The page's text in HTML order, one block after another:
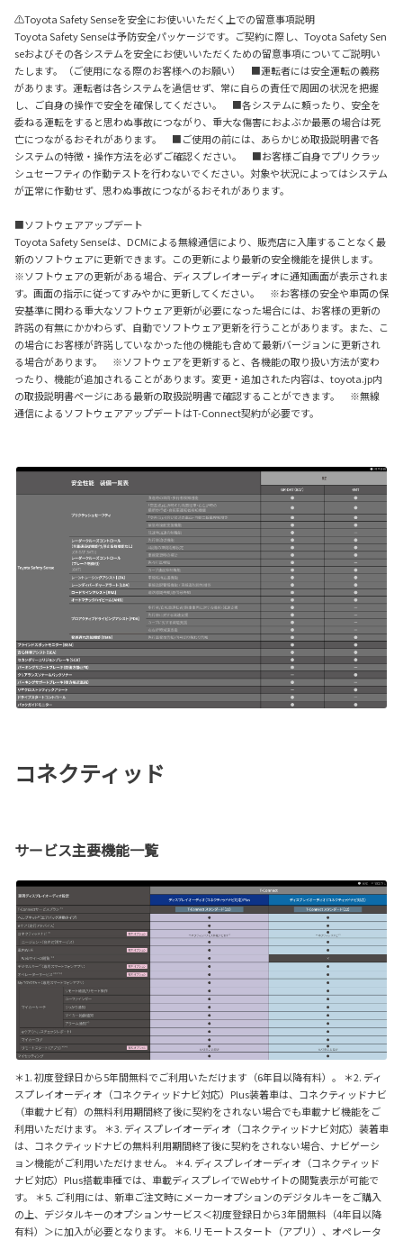
⚠Toyota Safety Senseを安全にお使いいただく上での留意事項説明
Toyota Safety Senseは予防安全パッケージです。ご契約に際し、Toyota Safety Sen
seおよびその各システムを安全にお使いいただくための留意事項についてご説明い
たします。（ご使用になる際のお客様へのお願い） ■運転者には安全運転の義務
があります。運転者は各システムを過信せず、常に自らの責任で周囲の状況を把握
し、ご自身の操作で安全を確保してください。 ■各システムに頼ったり、安全を
委ねる運転をすると思わぬ事故につながり、重大な傷害におよぶか最悪の場合は死
亡につながるおそれがあります。 ■ご使用の前には、あらかじめ取扱説明書で各
システムの特徴・操作方法を必ずご確認ください。 ■お客様ご自身でプリクラッ
シュセーフティの作動テストを行わないでください。対象や状況によってはシステム
が正常に作動せず、思わぬ事故につながるおそれがあります。
■ソフトウェアアップデート
Toyota Safety Senseは、DCMによる無線通信により、販売店に入庫することなく最
新のソフトウェアに更新できます。この更新により最新の安全機能を提供します。
※ソフトウェアの更新がある場合、ディスプレイオーディオに通知画面が表示されま
す。画面の指示に従ってすみやかに更新してください。 ※お客様の安全や車両の保
安基準に関わる重大なソフトウェア更新が必要になった場合には、お客様の更新の
許諾の有無にかかわらず、自動でソフトウェア更新を行うことがあります。また、こ
の場合にお客様が許諾していなかった他の機能も含めて最新バージョンに更新され
る場合があります。 ※ソフトウェアを更新すると、各機能の取り扱い方法が変わ
ったり、機能が追加されることがあります。変更・追加された内容は、toyota.jp内
の取扱説明書ページにある最新の取扱説明書で確認することができます。 ※無線
通信によるソフトウェアアップデートはT-Connect契約が必要です。
コネクティッド
サービス主要機能一覧
＊1. 初度登録日から5年間無料でご利用いただけます（6年目以降有料）。 ＊2. ディ
スプレイオーディオ（コネクティッドナビ対応）Plus装着車は、コネクティッドナビ
（車載ナビ有）の無料利用期間終了後に契約をされない場合でも車載ナビ機能をご
利用いただけます。 ＊3. ディスプレイオーディオ（コネクティッドナビ対応）装着車
は、コネクティッドナビの無料利用期間終了後に契約をされない場合、ナビゲーシ
ョン機能がご利用いただけません。 ＊4. ディスプレイオーディオ（コネクティッド
ナビ対応）Plus搭載車種では、車載ディスプレイでWebサイトの閲覧表示が可能で
す。 ＊5. ご利用には、新車ご注文時にメーカーオプションのデジタルキーをご購入
の上、デジタルキーのオプションサービス＜初度登録日から3年間無料（4年目以降
有料）＞に加入が必要となります。 ＊6. リモートスタート（アプリ）、オペレータ